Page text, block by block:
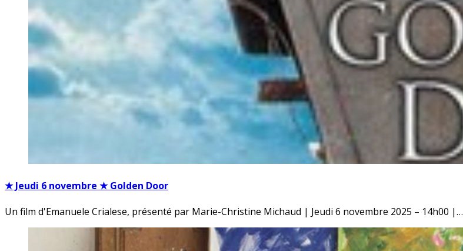
★ Jeudi 6 novembre ★ Golden Door
Un film d'Emanuele Crialese, présenté par Marie-Christine Michaud | Jeudi 6 novembre 2025 – 14h00 |…